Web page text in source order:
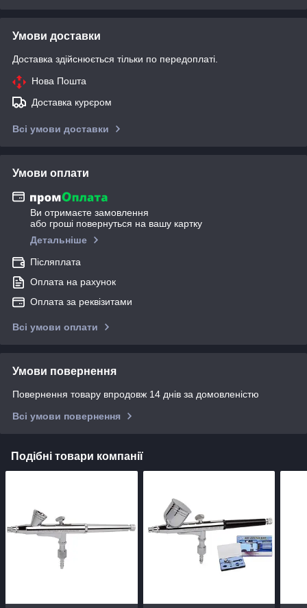
Умови доставки
Доставка здійснюється тільки по передоплаті.
Нова Пошта
Доставка курєром
Всі умови доставки
Умови оплати
Ви отримаєте замовлення
або гроші повернуться на вашу картку
Детальніше
Післяплата
Оплата на рахунок
Оплата за реквізитами
Всі умови оплати
Умови повернення
Повернення товару впродовж 14 днів за домовленістю
Всі умови повернення
Подібні товари компанії